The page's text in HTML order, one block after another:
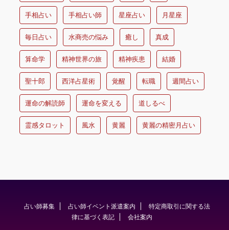
手相占い 手相占い師 星座占い 月星座
毎日占い 水商売の悩み 癒し 真成
算命学 精神世界の旅 精神疾患 結婚
聖十郎 西洋占星術 覚醒 転職 週間占い
運命の解読師 運命を変える 道しるべ
霊感タロット 風水 黄麗 黄麗の精密月占い
占い師募集 占い師イベント派遣案内
特定商取引に関する法
律に基づく表記
会社案内